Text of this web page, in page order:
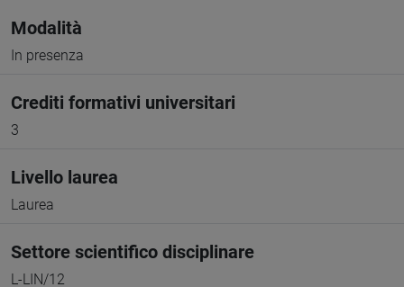
Modalità
In presenza
Crediti formativi universitari
3
Livello laurea
Laurea
Settore scientifico disciplinare
L-LIN/12